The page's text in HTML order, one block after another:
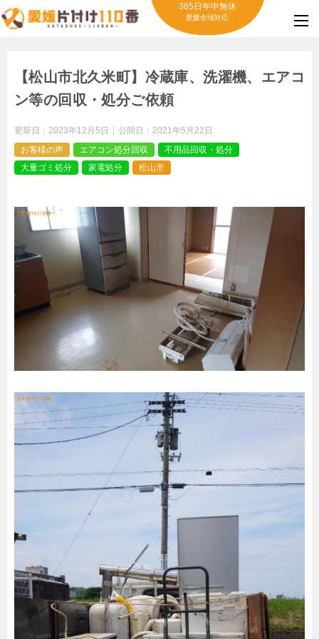
365日年中無休
愛媛全域対応
【松山市北久米町】冷蔵庫、洗濯機、エアコ
ン等の回収・処分ご依頼
更新日： 2023年12月5日 公開日： 2021年5月22日
お客様の声
エアコン処分回収
不用品回収・処分
大量ゴミ処分
家電処分 松山市